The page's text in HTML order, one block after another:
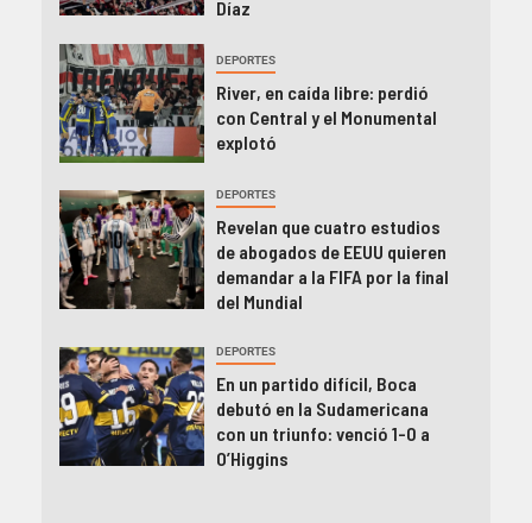
Díaz
DEPORTES
River, en caída libre: perdió
con Central y el Monumental
explotó
DEPORTES
Revelan que cuatro estudios
de abogados de EEUU quieren
demandar a la FIFA por la final
del Mundial
DEPORTES
En un partido difícil, Boca
debutó en la Sudamericana
con un triunfo: venció 1-0 a
O’Higgins